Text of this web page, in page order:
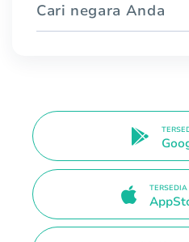
Cari negara Anda
TERSEDIA